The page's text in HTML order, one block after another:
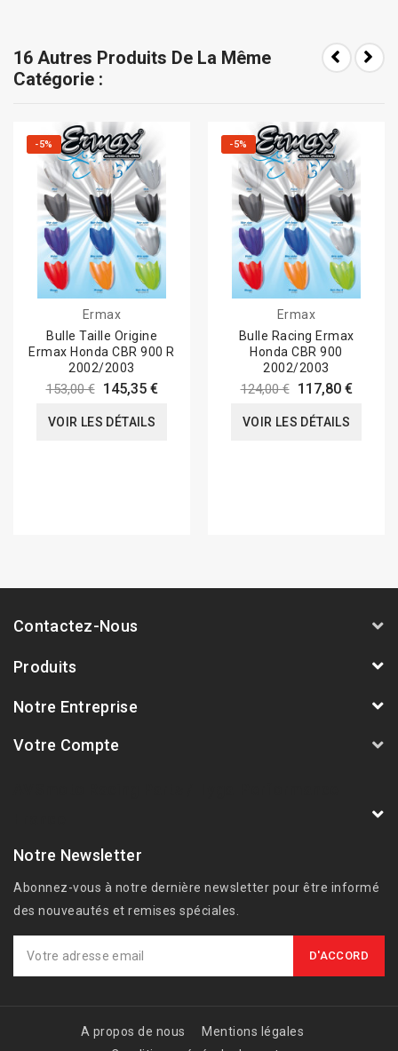
16 Autres Produits De La Même
Catégorie :
-5%
Ermax
Bulle Taille Origine
Ermax Honda CBR 900 R
2002/2003
153,00 € 145,35 €
VOIR LES DÉTAILS
-5%
Ermax
Bulle Racing Ermax
Honda CBR 900
2002/2003
124,00 € 117,80 €
VOIR LES DÉTAILS
Contactez-Nous
Produits
Notre Entreprise
Votre Compte
Notre Newsletter
Abonnez-vous à notre dernière newsletter pour être informé
des nouveautés et remises spéciales.
A propos de nous
Mentions légales